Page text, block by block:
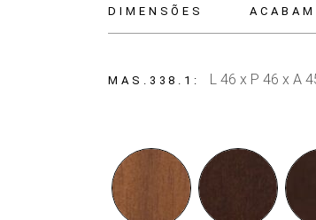
DIMENSÕES
MAS.338.1 L 46 x P 46 x A